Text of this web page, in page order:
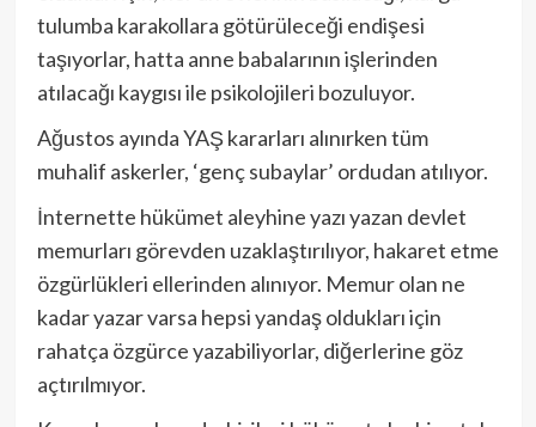
tulumba karakollara götürüleceği endişesi
taşıyorlar, hatta anne babalarının işlerinden
atılacağı kaygısı ile psikolojileri bozuluyor.
Ağustos ayında YAŞ kararları alınırken tüm
muhalif askerler, ‘genç subaylar’ ordudan atılıyor.
İnternette hükümet aleyhine yazı yazan devlet
memurları görevden uzaklaştırılıyor, hakaret etme
özgürlükleri ellerinden alınıyor. Memur olan ne
kadar yazar varsa hepsi yandaş oldukları için
rahatça özgürce yazabiliyorlar, diğerlerine göz
açtırılmıyor.